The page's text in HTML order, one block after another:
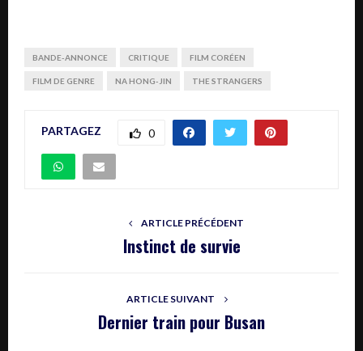
BANDE-ANNONCE CRITIQUE FILM CORÉEN
FILM DE GENRE NA HONG-JIN THE STRANGERS
PARTAGEZ 0
ARTICLE PRÉCÉDENT
Instinct de survie
ARTICLE SUIVANT
Dernier train pour Busan